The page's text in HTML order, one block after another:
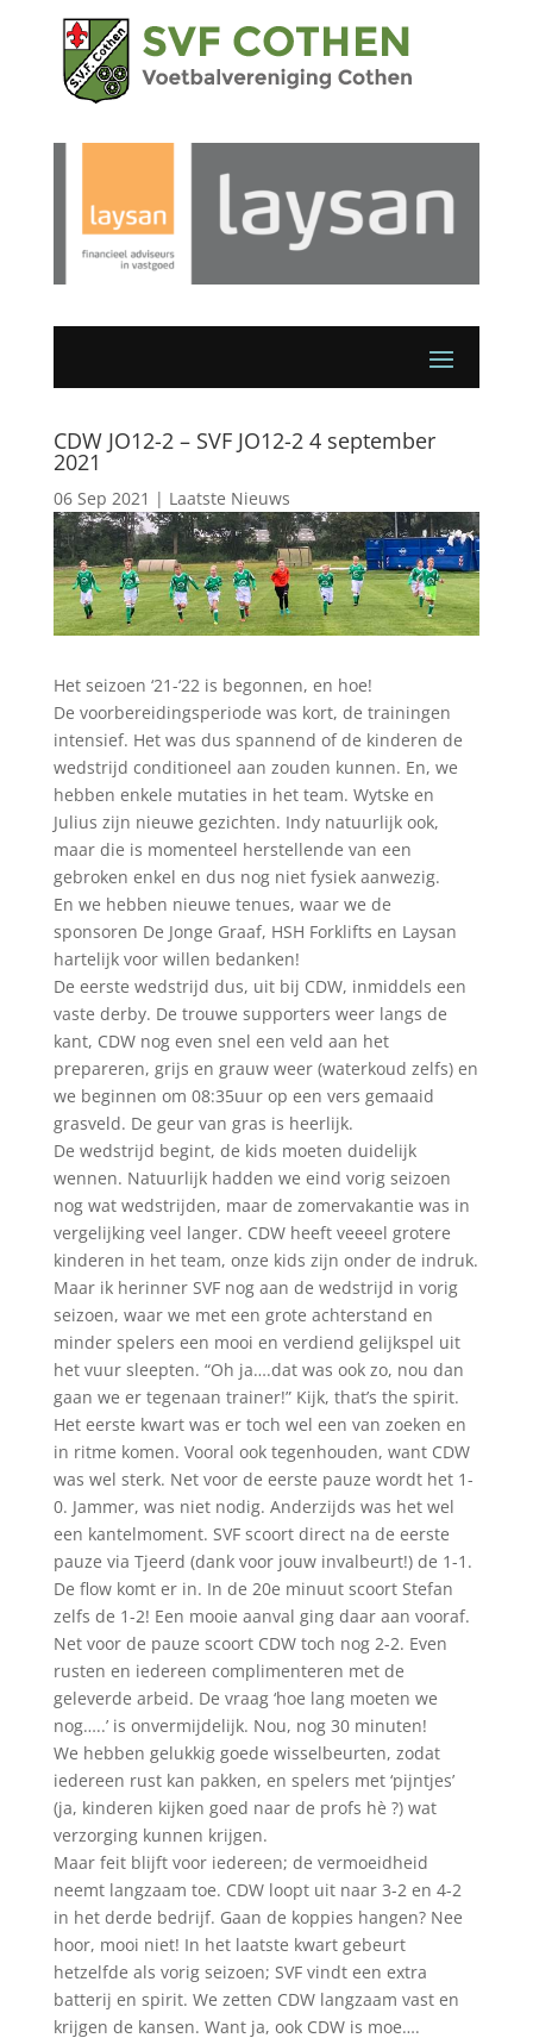
CDW JO12-2 – SVF JO12-2 4 september
2021
06 Sep 2021 | Laatste Nieuws
Het seizoen ‘21-‘22 is begonnen, en hoe!
De voorbereidingsperiode was kort, de trainingen
intensief. Het was dus spannend of de kinderen de
wedstrijd conditioneel aan zouden kunnen. En, we
hebben enkele mutaties in het team. Wytske en
Julius zijn nieuwe gezichten. Indy natuurlijk ook,
maar die is momenteel herstellende van een
gebroken enkel en dus nog niet fysiek aanwezig.
En we hebben nieuwe tenues, waar we de
sponsoren De Jonge Graaf, HSH Forklifts en Laysan
hartelijk voor willen bedanken!
De eerste wedstrijd dus, uit bij CDW, inmiddels een
vaste derby. De trouwe supporters weer langs de
kant, CDW nog even snel een veld aan het
prepareren, grijs en grauw weer (waterkoud zelfs) en
we beginnen om 08:35uur op een vers gemaaid
grasveld. De geur van gras is heerlijk.
De wedstrijd begint, de kids moeten duidelijk
wennen. Natuurlijk hadden we eind vorig seizoen
nog wat wedstrijden, maar de zomervakantie was in
vergelijking veel langer. CDW heeft veeeel grotere
kinderen in het team, onze kids zijn onder de indruk.
Maar ik herinner SVF nog aan de wedstrijd in vorig
seizoen, waar we met een grote achterstand en
minder spelers een mooi en verdiend gelijkspel uit
het vuur sleepten. “Oh ja….dat was ook zo, nou dan
gaan we er tegenaan trainer!” Kijk, that’s the spirit.
Het eerste kwart was er toch wel een van zoeken en
in ritme komen. Vooral ook tegenhouden, want CDW
was wel sterk. Net voor de eerste pauze wordt het 1-
0. Jammer, was niet nodig. Anderzijds was het wel
een kantelmoment. SVF scoort direct na de eerste
pauze via Tjeerd (dank voor jouw invalbeurt!) de 1-1.
De flow komt er in. In de 20e minuut scoort Stefan
zelfs de 1-2! Een mooie aanval ging daar aan vooraf.
Net voor de pauze scoort CDW toch nog 2-2. Even
rusten en iedereen complimenteren met de
geleverde arbeid. De vraag ‘hoe lang moeten we
nog…..’ is onvermijdelijk. Nou, nog 30 minuten!
We hebben gelukkig goede wisselbeurten, zodat
iedereen rust kan pakken, en spelers met ‘pijntjes’
(ja, kinderen kijken goed naar de profs hè ?) wat
verzorging kunnen krijgen.
Maar feit blijft voor iedereen; de vermoeidheid
neemt langzaam toe. CDW loopt uit naar 3-2 en 4-2
in het derde bedrijf. Gaan de koppies hangen? Nee
hoor, mooi niet! In het laatste kwart gebeurt
hetzelfde als vorig seizoen; SVF vindt een extra
batterij en spirit. We zetten CDW langzaam vast en
krijgen de kansen. Want ja, ook CDW is moe….